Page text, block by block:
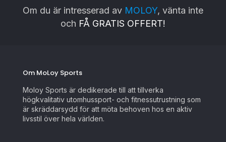
Om du är intresserad av MOLOY, vänta inte
och FÅ GRATIS OFFERT!
Om MoLoy Sports
Moloy Sports är dedikerade till att tillverka
högkvalitativ utomhussport- och fitnessutrustning som
är skräddarsydd för att möta behoven hos en aktiv
livsstil över hela världen.